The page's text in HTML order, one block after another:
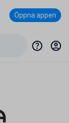
Öppna appen